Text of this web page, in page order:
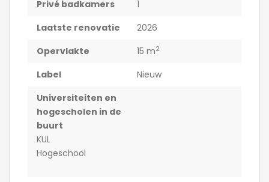
Privé badkamers
1
Laatste renovatie
2026
Opervlakte
15 m2
Label
Nieuw
Universiteiten en
hogescholen in de
buurt
KUL
Hogeschool